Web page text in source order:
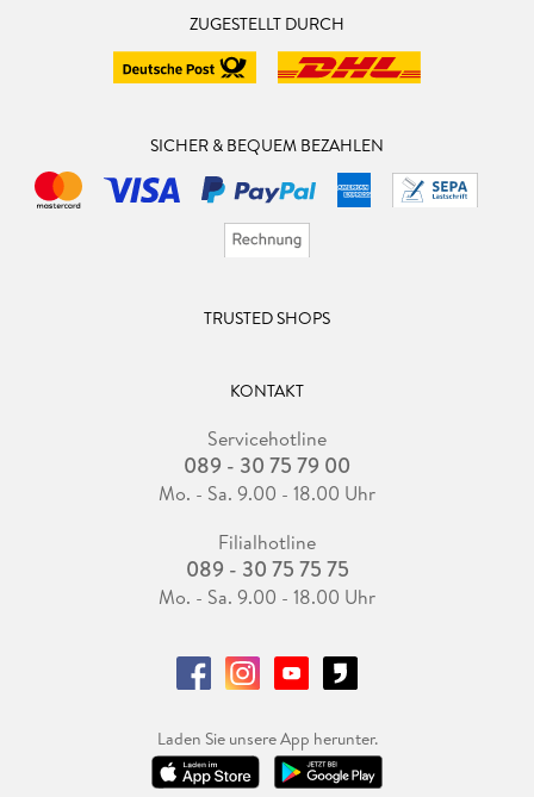
ZUGESTELLT DURCH
SICHER & BEQUEM BEZAHLEN
TRUSTED SHOPS
KONTAKT
Servicehotline
089 - 30 75 79 00
Mo. - Sa. 9.00 - 18.00 Uhr
Filialhotline
089 - 30 75 75 75
Mo. - Sa. 9.00 - 18.00 Uhr
Laden Sie unsere App herunter.